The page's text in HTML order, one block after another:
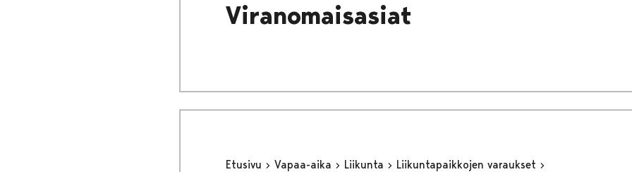
Viranomaisasiat
Etusivu Vapaa-aika Liikunta
Liikuntapaikkojen varaukset